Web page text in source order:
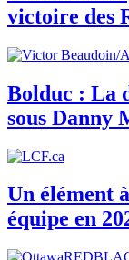
victoire des
Bolduc : La
sous Danny
Un élément
équipe en